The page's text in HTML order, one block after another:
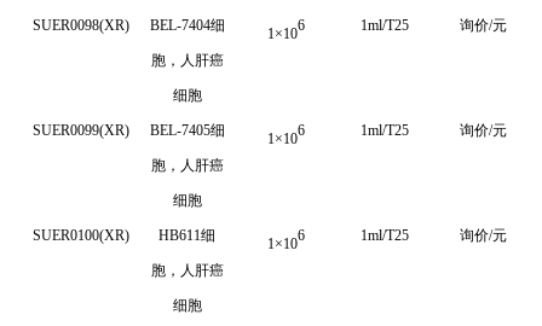
SUER0098(XR) BEL-7404细
胞，人肝癌
细胞
1 ×106 1ml/T25 询价/元
SUER0099(XR) BEL-7405细
胞，人肝癌
细胞
1 ×106 1ml/T25 询价/元
SUER0100(XR) HB611细
胞，人肝癌
细胞
1 ×106 1ml/T25 询价/元